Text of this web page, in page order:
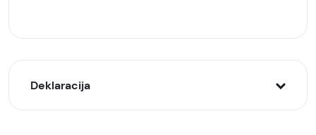
Deklaracija